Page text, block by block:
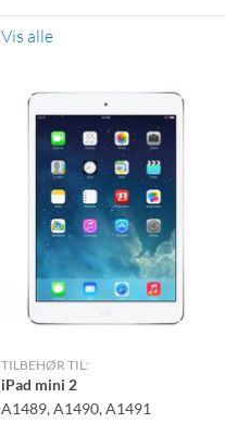
Vis alle
TILBEHØR TIL:
iPad mini 2
A1489, A1490, A1491